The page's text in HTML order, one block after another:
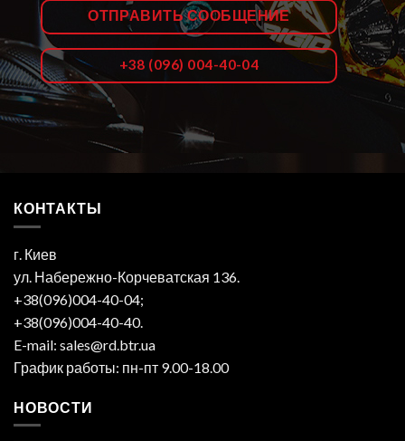
ОТПРАВИТЬ СООБЩЕНИЕ
+38 (096) 004-40-04
КОНТАКТЫ
г. Киев
ул. Набережно-Корчеватская 136.
+38(096)004-40-04;
+38(096)004-40-40.
E-mail: sales@rd.btr.ua
График работы: пн-пт 9.00-18.00
НОВОСТИ